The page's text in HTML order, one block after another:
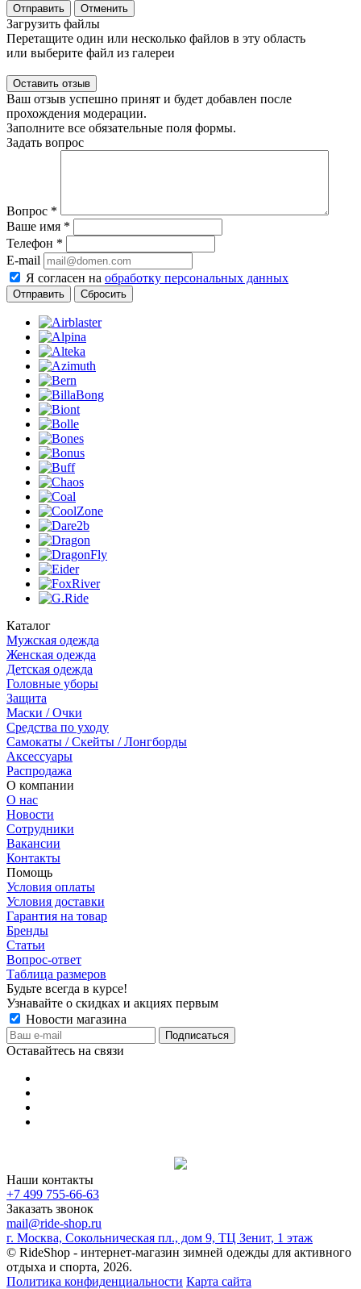
Отправить Отменить
Загрузить файлы
Перетащите один или несколько файлов в эту область
или выберите файл из галереи
Ваш отзыв успешно принят и будет добавлен после
прохождения модерации.
Заполните все обязательные поля формы.
Задать вопрос
Вопрос *
Ваше имя *
Телефон *
E-mail
Я согласен на обработку персональных данных
Сбросить
Каталог
Мужская одежда
Женская одежда
Детская одежда
Головные уборы
Защита
Маски / Очки
Средства по уходу
Самокаты / Скейты / Лонгборды
Аксессуары
Распродажа
О компании
О нас
Новости
Сотрудники
Вакансии
Контакты
Помощь
Условия оплаты
Условия доставки
Гарантия на товар
Бренды
Статьи
Вопрос-ответ
Таблица размеров
Будьте всегда в курсе!
Узнавайте о скидках и акциях первым
Новости магазина
Оставайтесь на связи
Наши контакты
+7 499 755-66-63
Заказать звонок
mail@ride-shop.ru
г. Москва, Сокольническая пл., дом 9, ТЦ Зенит, 1 этаж
© RideShop - интернет-магазин зимней одежды для активного
отдыха и спорта, 2026.
Политика конфиденциальности Карта сайта